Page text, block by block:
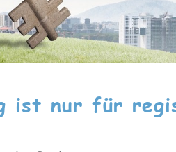
ist nur für